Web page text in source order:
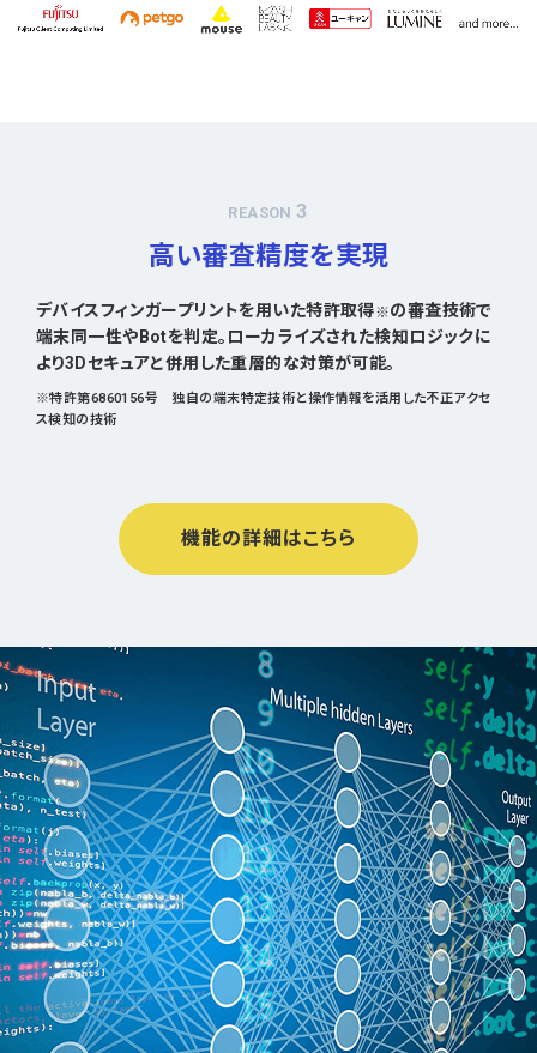
REASON3
高い審査精度を実現
デバイスフィンガープリントを用いた特許取得※の審査技術で
端末同一性やBotを判定。ローカライズされた検知ロジックに
より3Dセキュアと併用した重層的な対策が可能。
※特許第6860156号 独自の端末特定技術と操作情報を活用した不正アクセ
ス検知の技術
機能の詳細はこちら